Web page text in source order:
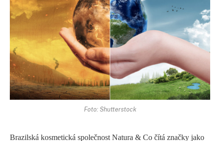
Foto: Shutterstock
Brazilská kosmetická společnost Natura & Co čítá značky jako